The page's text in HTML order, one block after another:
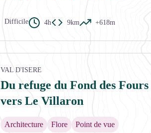
Difficile 4h 9km +618m
VAL D'ISERE
Du refuge du Fond des Fours
vers Le Villaron
Architecture Flore Point de vue